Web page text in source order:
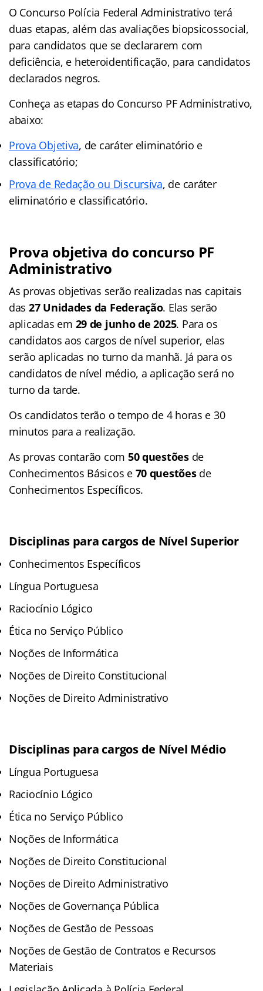
O Concurso Polícia Federal Administrativo terá
duas etapas, além das avaliações biopsicossocial,
para candidatos que se declararem com
deficiência, e heteroidentificação, para candidatos
declarados negros.
Conheça as etapas do Concurso PF Administrativo,
abaixo:
Prova Objetiva, de caráter eliminatório e
classificatório;
Prova de Redação ou Discursiva, de caráter
eliminatório e classificatório.
Prova objetiva do concurso PF
Administrativo
As provas objetivas serão realizadas nas capitais
das 27 Unidades da Federação. Elas serão
aplicadas em 29 de junho de 2025. Para os
candidatos aos cargos de nível superior, elas
serão aplicadas no turno da manhã. Já para os
candidatos de nível médio, a aplicação será no
turno da tarde.
Os candidatos terão o tempo de 4 horas e 30
minutos para a realização.
As provas contarão com 50 questõesde
Conhecimentos Básicos e 70 questões de
Conhecimentos Específicos.
Disciplinas para cargos de Nível Superior
Conhecimentos Específicos
Língua Portuguesa
Raciocínio Lógico
Ética no Serviço Público
Noções de Informática
Noções de Direito Constitucional
Noções de Direito Administrativo
Disciplinas para cargos de Nível Médio
Língua Portuguesa
Raciocínio Lógico
Ética no Serviço Público
Noções de Informática
Noções de Direito Constitucional
Noções de Direito Administrativo
Noções de Governança Pública
Noções de Gestão de Pessoas
Noções de Gestão de Contratos e Recursos
Materiais